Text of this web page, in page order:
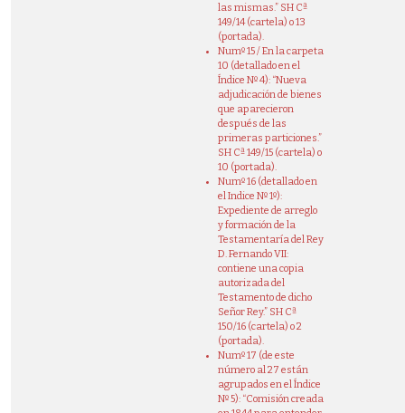
las mismas.” SH Cª
149/14 (cartela) o 13
(portada).
Numº 15 / En la carpeta
10 (detallado en el
Índice Nº 4): “Nueva
adjudicación de bienes
que aparecieron
después de las
primeras particiones.”
SH Cª 149/15 (cartela) o
10 (portada).
Numº 16 (detallado en
el Indice Nº 1º):
Expediente de arreglo
y formación de la
Testamentaría del Rey
D. Fernando VII:
contiene una copia
autorizada del
Testamento de dicho
Señor Rey.” SH Cª
150/16 (cartela) o 2
(portada).
Numº 17 (de este
número al 27 están
agrupados en el Índice
Nº 5): “Comisión creada